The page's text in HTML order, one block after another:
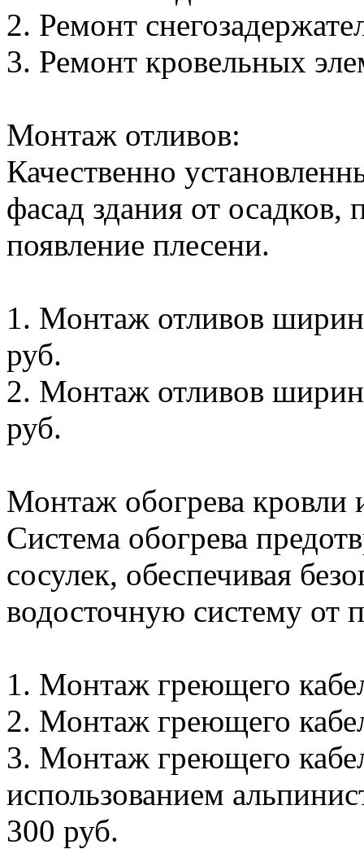
2. Ремонт
3. Ремонт кровельных
Монтаж отливов:
Качественно
фасад здания от
появление плесени.
1. Монтаж отливов
руб.
2. Монтаж отливов
руб.
Монтаж обогрева кровли
Система обогрева
сосулек, обеспечивая
водосточную систему от
1. Монтаж греющего
2. Монтаж греющего
3. Монтаж греющего
использованием
300 руб.